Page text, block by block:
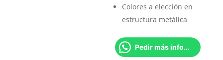
Colores a elección en
estructura metálica
Pedir más información